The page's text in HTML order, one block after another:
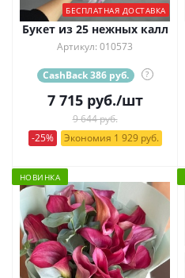
БЕСПЛАТНАЯ ДОСТАВКА
Букет из 25 нежных калл
Артикул: 010573
CashBack 386 руб. ?
7 715руб./шт
9 644 руб.
-25%
Экономия 1 929 руб.
НОВИНКА